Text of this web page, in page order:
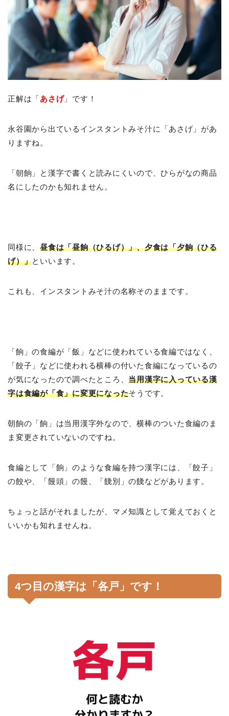
正解は「あさげ」です！
永谷園から出ているインスタントみそ汁に「あさげ」があ
りますね。
「朝餉」と漢字で書くと読みにくいので、ひらがなの商品
名にしたのかも知れません。
同様に、昼食は「昼餉（ひるげ）」、夕食は「夕餉（ひる
げ）」といいます。
これも、インスタントみそ汁の名称そのままです。
「餉」の食編が「飯」などに使われている食編ではなく、
「餃子」などに使われる横棒の付いた食編になっているの
が気になったので調べたところ、当用漢字に入っている漢
字は食編が「食」に変更になったそうです。
朝餉の「餉」は当用漢字外なので、横棒のついた食編のま
ま変更されていないのですね。
食編として「餉」のような食編を持つ漢字には、「餃子」
の餃や、「饅頭」の饅、「餞別」の餞などがあります。
ちょっと話がそれましたが、マメ知識として覚えておくと
いいかも知れませんね。
4つ目の漢字は「各戸」です！